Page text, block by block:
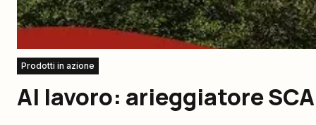
Prodotti in azione
Al lavoro: arieggiatore